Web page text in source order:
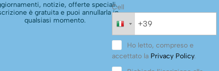
notizie, offerte speciali.
è gratuita e puoi annullarla in
qualsiasi momento.
Cell
Ho letto, compreso e
accettato la Privacy Policy.